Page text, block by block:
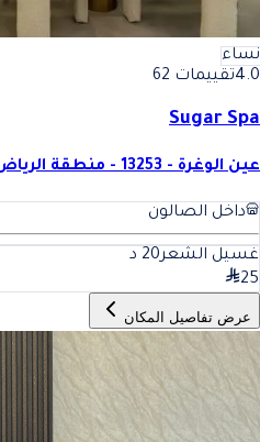
نساء
4.0تقييمات 62
Sugar Spa
عين الوغرة - 13253 - منطقة الرياض - Saudi Arabia
داخل الصالون
غسيل الشعر20 د
25
عرض تفاصيل المكان